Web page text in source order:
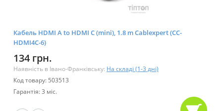
Кабель HDMI A to HDMI C (mini), 1.8 m Cablexpert (CC-
HDMI4C-6)
134 грн.
Наявність в Івано-Франківську: На складі (1-3 дні)
Код товару: 503513
Гарантія: 3 міс.